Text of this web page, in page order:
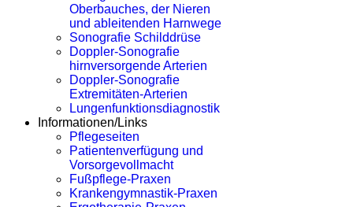
Oberbauches, der Nieren
und ableitenden Harnwege
Sonografie Schilddrüse
Doppler-Sonografie
hirnversorgende Arterien
Doppler-Sonografie
Extremitäten-Arterien
Lungenfunktionsdiagnostik
Informationen/Links
Pflegeseiten
Patientenverfügung und
Vorsorgevollmacht
Fußpflege-Praxen
Krankengymnastik-Praxen